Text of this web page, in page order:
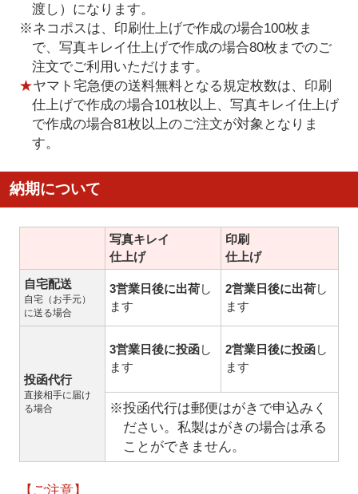
渡し）になります。
※ネコポスは、印刷仕上げで作成の場合100枚ま
で、写真キレイ仕上げで作成の場合80枚までのご
注文でご利用いただけます。
★ヤマト宅急便の送料無料となる規定枚数は、印刷
仕上げで作成の場合101枚以上、写真キレイ仕上げ
で作成の場合81枚以上のご注文が対象となりま
す。
納期について
写真キレイ
仕上げ
印刷
仕上げ
自宅配送
自宅（お手元）
に送る場合
3営業日後に出荷し
ます
2営業日後に出荷し
ます
投函代行
直接相手に届け
る場合
3営業日後に投函し
ます
2営業日後に投函し
ます
※投函代行は郵便はがきで申込みく
ださい。私製はがきの場合は承る
ことができません。
【ご注意】